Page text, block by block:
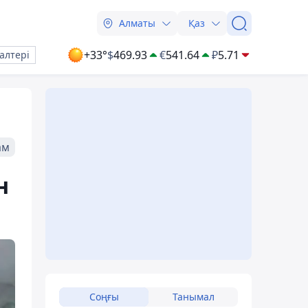
Алматы Қаз
+33°$469.93 €541.64 ₽5.71
Соңғы Танымал